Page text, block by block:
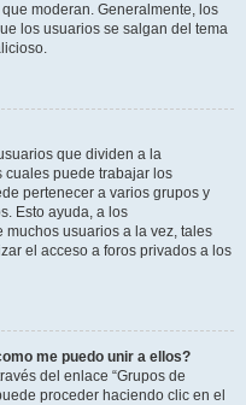
moderan. Generalmente, los
los usuarios se salgan del tema
que dividen a la
cuales puede trabajar los
pertenecer a varios grupos y
Esto ayuda, a los
usuarios a la vez, tales
el acceso a foros privados a los
me puedo unir a ellos?
del enlace “Grupos de
proceder haciendo clic en el